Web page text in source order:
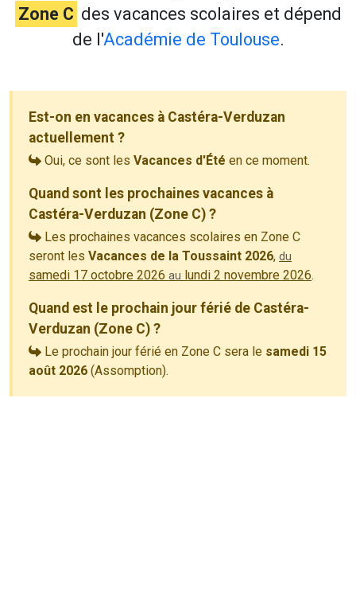
Zone C des vacances scolaires et dépend
de l'Académie de Toulouse.
Est-on en vacances à Castéra-Verduzan
actuellement ?
Oui, ce sont les Vacances d'Été en ce moment.
Quand sont les prochaines vacances à
Castéra-Verduzan (Zone C) ?
Les prochaines vacances scolaires en Zone C
seront les Vacances de la Toussaint 2026, du
samedi 17 octobre 2026 au lundi 2 novembre 2026.
Quand est le prochain jour férié de Castéra-
Verduzan (Zone C) ?
Le prochain jour férié en Zone C sera le samedi 15
août 2026 (Assomption).